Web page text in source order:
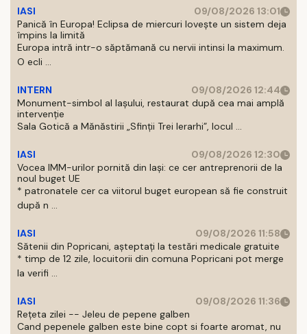
IASI
09/08/2026 13:01
Panică în Europa! Eclipsa de miercuri lovește un sistem deja
împins la limită
Europa intră intr-o săptămană cu nervii intinsi la maximum.
O ecli ...
INTERN
09/08/2026 12:44
Monument-simbol al Iaşului, restaurat după cea mai amplă
intervenţie
Sala Gotică a Mănăstirii „Sfinţii Trei Ierarhi”, locul ...
IASI
09/08/2026 12:30
Vocea IMM-urilor pornită din Iași: ce cer antreprenorii de la
noul buget UE
* patronatele cer ca viitorul buget european să fie construit
după n ...
IASI
09/08/2026 11:58
Sătenii din Popricani, așteptați la testări medicale gratuite
* timp de 12 zile, locuitorii din comuna Popricani pot merge
la verifi ...
IASI
09/08/2026 11:36
Rețeta zilei -- Jeleu de pepene galben
Cand pepenele galben este bine copt si foarte aromat, nu